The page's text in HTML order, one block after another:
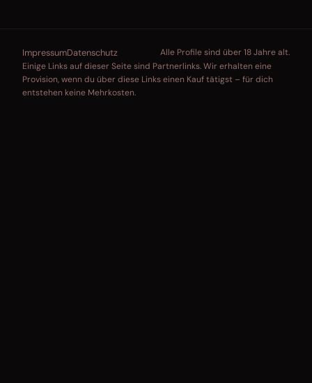
ImpressumDatenschutz
Alle Profile sind über 18 Jahre alt.
Einige Links auf dieser Seite sind Partnerlinks. Wir erhalten eine
Provision, wenn du über diese Links einen Kauf tätigst – für dich
entstehen keine Mehrkosten.